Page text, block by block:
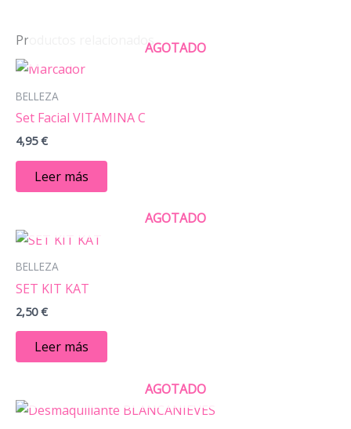
Productos relacionadosAGOTADO
BELLEZA
Set Facial VITAMINA C
4,95€
Leer más
AGOTADO
BELLEZA
SET KIT KAT
2,50€
Leer más
AGOTADO